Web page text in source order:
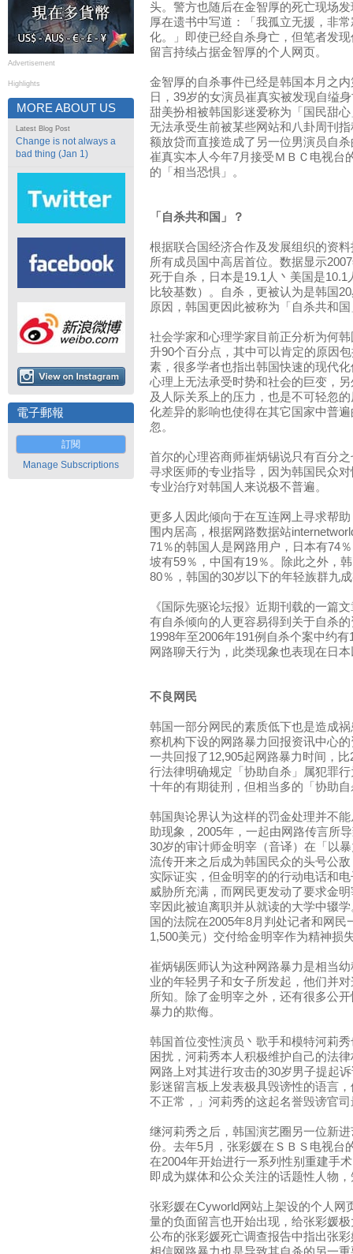
Advertisement
Highlights
MORE ABOUT US
Latest Blog Post
Change is not always a
bad thing (Jan 1)
電子郵報
訂閱
Manage Subscriptions
头。警方也随后在金智厚的死亡现场
厚在遗书中写道：「我孤立无援，非
化。」即使已经自杀身亡，但笔者发
留言持续占据金智厚的个人网页。
金智厚的自杀事件已经是韩国本月之
日，39岁的女演员崔真实被发现自缢
甜美扮相被韩国影迷爱称为「国民甜
无法承受生前被某些网站和八卦周刊
额放贷而直接造成了另一位男演员自
崔真实本人今年7月接受ＭＢＣ电视台
的「相当恐惧」。
「自杀共和国」？
根据联合国经济合作及发展组织的资
所有成员国中高居首位。数据显示
死于自杀，日本是19.1人丶美国是
比较基数）。自杀，更被认为是韩国
原因，韩国更因此被称为「自杀共和
社会学家和心理学家目前正分析为何
升90个百分点，其中可以肯定的原因
素，很多学者也指出韩国快速的现代
心理上无法承受时势和社会的巨变，
及人际关系上的压力，也是不可轻忽
化差异的影响也使得在其它国家中普
忽。
首尔的心理咨商师崔炳锡说只有百分
寻求医师的专业指导，因为韩国民众
专业治疗对韩国人来说极不普遍。
更多人因此倾向于在互连网上寻求帮
围内居高，根据网路数据站
71％的韩国人是网路用户，日本有74
坡有59％，中国有19％。除此之外，
80％，韩国的30岁以下的年轻族群九
《国际先驱论坛报》近期刊载的一篇
有自杀倾向的人更容易得到关于自杀
1998年至2006年191例自杀个案中约
网路聊天行为，此类现象也表现在日
不良网民
韩国一部分网民的素质低下也是造成
察机构下设的网路暴力回报资讯中心
一共回报了12,905起网路暴力时间，
行法律明确规定「协助自杀」属犯罪
十年的有期徒刑，但相当多的「协助
韩国舆论界认为这样的罚金处理并不
助现象，2005年，一起由网路传言所
30岁的审计师金明宰（音译）在「以
流传开来之后成为韩国民众的头号公
实际证实，但金明宰的的行动电话和
威胁所充满，而网民更发动了要求金
宰因此被迫离职并从就读的大学中辍
国的法院在2005年8月判处记者和网
1,500美元）交付给金明宰作为精神损
崔炳锡医师认为这种网路暴力是相当
业的年轻男子和女子所发起，他们并
所知。除了金明宰之外，还有很多公
暴力的欺侮。
韩国首位变性演员丶歌手和模特河莉
困扰，河莉秀本人积极维护自己的法
网路上对其进行攻击的30岁男子提起
影迷留言板上发表极具毁谤性的语言
不正常，」河莉秀的这起名誉毁谤官
继河莉秀之后，韩国演艺圈另一位新
份。去年5月，张彩媛在ＳＢＳ电视台
在2004年开始进行一系列性别重建手
即成为媒体和公众关注的话题性人物
张彩媛在Cyworld网站上架设的个人网
量的负面留言也开始出现，给张彩媛
公布的张彩媛死亡调查报告中指出张